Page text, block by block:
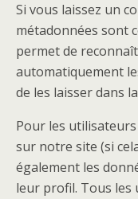
Si vous laissez un
métadonnées sont
permet de
automatiquement
de les laisser dans
Pour les
sur notre site (si
également les
leur profil. Tous